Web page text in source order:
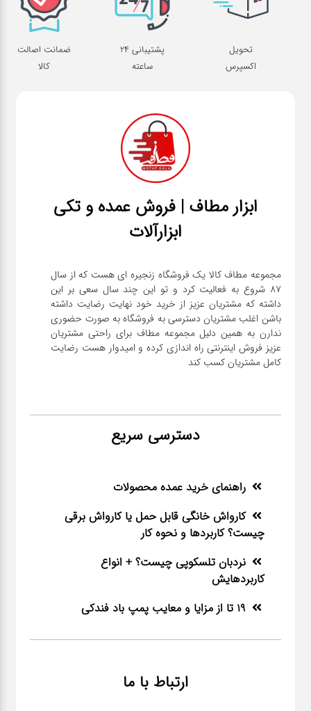
تحویل
اکسپرس
پشتیبانی 24
ساعته
ضمانت اصالت
کالا
ابزار مطاف | فروش عمده و تکی
ابزارآلات
مجموعه مطاف کالا یک فروشگاه زنجیره ای هست که از سال
۸۷ شروع به فعالیت کرد و تو این چند سال سعی بر این
داشته که مشتریان عزیز از خرید خود نهایت رضایت داشته
باشن اغلب مشتریان دسترسی به فروشگاه به صورت حضوری
ندارن به همین دلیل مجموعه مطاف برای راحتی مشتریان
عزیز فروش اینترنتی راه اندازی کرده و امیدوار هست رضایت
کامل مشتریان کسب کند
دسترسی سریع
راهنمای خرید عمده محصولات
کارواش خانگی قابل حمل یا کارواش برقی
چیست؟ کاربردها و نحوه کار
نردبان تلسکوپی چیست؟ + انواع
کاربردهایش
19 تا از مزایا و معایب پمپ باد فندکی
ارتباط با ما